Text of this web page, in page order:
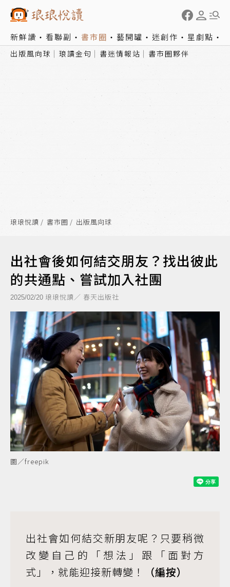
新鮮讀 看聯副 書市圈 藝開罐 迷創作 星劇點
出版風向球 琅讀金句 書迷情報站 書市圈夥伴
琅琅悅讀 書市圈 出版風向球
出社會後如何結交朋友？找出彼此
的共通點、嘗試加入社團
2025/02/20 琅琅悅讀／ 春天出版社
圖／freepik
出社會如何結交新朋友呢？只要稍微
改變自己的「想法」跟「面對方
式」，就能迎接新轉變！
（編按）